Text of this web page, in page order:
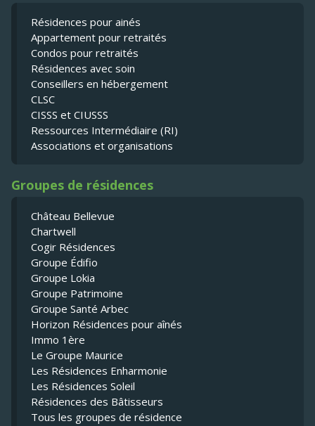
Résidences pour ainés
Appartement pour retraités
Condos pour retraités
Résidences avec soin
Conseillers en hébergement
CLSC
CISSS et CIUSSS
Ressources Intermédiaire (RI)
Associations et organisations
Groupes de résidences
Château Bellevue
Chartwell
Cogir Résidences
Groupe Édifio
Groupe Lokia
Groupe Patrimoine
Groupe Santé Arbec
Horizon Résidences pour aînés
Immo 1ère
Le Groupe Maurice
Les Résidences Enharmonie
Les Résidences Soleil
Résidences des Bâtisseurs
Tous les groupes de résidence